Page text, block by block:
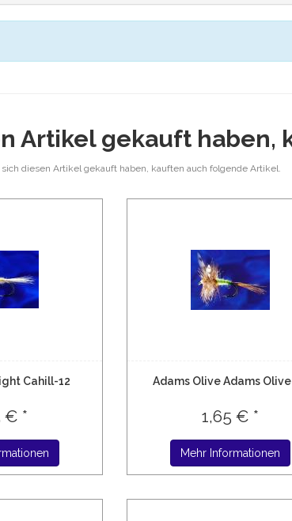
Artikel gekauft haben,
diesen Artikel gekauft haben, kauften auch folgende Artikel.
Cahill-12
€ *
Adams Olive Adams
1,65 € *
Mehr Informationen